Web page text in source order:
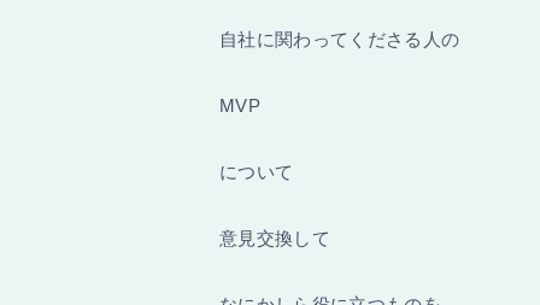
自社に関わってくださる人の
MVP
について
意見交換して